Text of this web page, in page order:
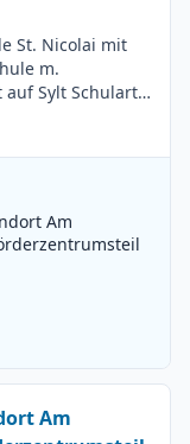
St. Nicolai mit
m.
Sylt Schulart:
Fach: Deutsch
Am
Am